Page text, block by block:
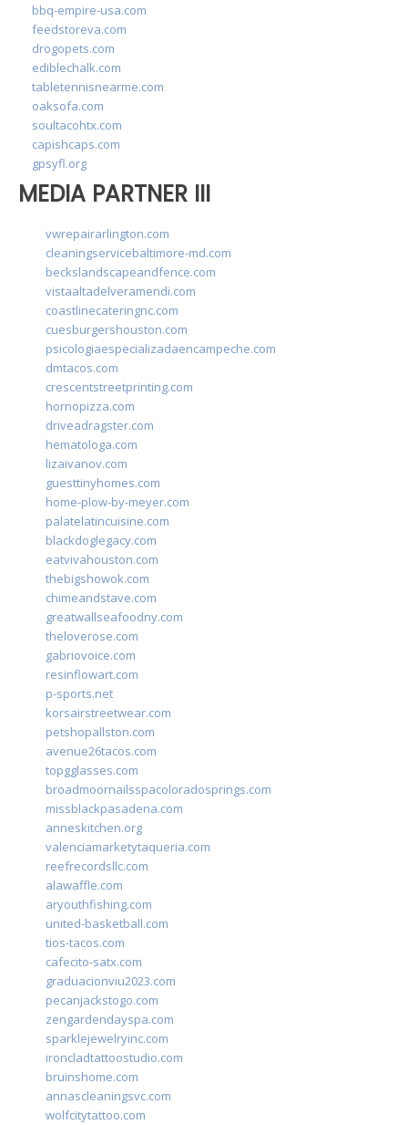
bbq-empire-usa.com
feedstoreva.com
drogopets.com
ediblechalk.com
tabletennisnearme.com
oaksofa.com
soultacohtx.com
capishcaps.com
gpsyfl.org
MEDIA PARTNER III
vwrepairarlington.com
cleaningservicebaltimore-md.com
beckslandscapeandfence.com
vistaaltadelveramendi.com
coastlinecateringnc.com
cuesburgershouston.com
psicologiaespecializadaencampeche.com
dmtacos.com
crescentstreetprinting.com
hornopizza.com
driveadragster.com
hematologa.com
lizaivanov.com
guesttinyhomes.com
home-plow-by-meyer.com
palatelatincuisine.com
blackdoglegacy.com
eatvivahouston.com
thebigshowok.com
chimeandstave.com
greatwallseafoodny.com
theloverose.com
gabriovoice.com
resinflowart.com
p-sports.net
korsairstreetwear.com
petshopallston.com
avenue26tacos.com
topgglasses.com
broadmoornailsspacoloradosprings.com
missblackpasadena.com
anneskitchen.org
valenciamarketytaqueria.com
reefrecordsllc.com
alawaffle.com
aryouthfishing.com
united-basketball.com
tios-tacos.com
cafecito-satx.com
graduacionviu2023.com
pecanjackstogo.com
zengardendayspa.com
sparklejewelryinc.com
ironcladtattoostudio.com
bruinshome.com
annascleaningsvc.com
wolfcitytattoo.com